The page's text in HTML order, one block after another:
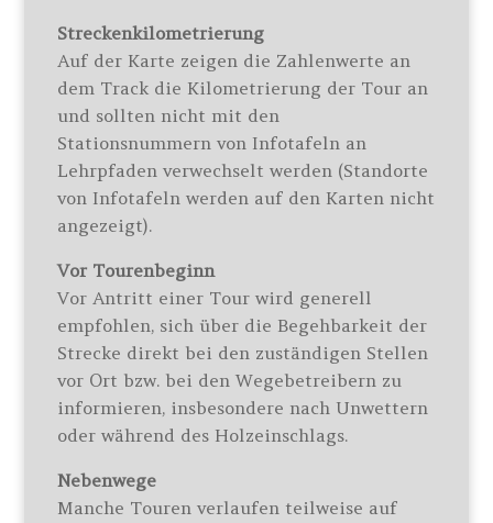
Streckenkilometrierung
Auf der Karte zeigen die Zahlenwerte an
dem Track die Kilometrierung der Tour an
und sollten nicht mit den
Stationsnummern von Infotafeln an
Lehrpfaden verwechselt werden (Standorte
von Infotafeln werden auf den Karten nicht
angezeigt).
Vor Tourenbeginn
Vor Antritt einer Tour wird generell
empfohlen, sich über die Begehbarkeit der
Strecke direkt bei den zuständigen Stellen
vor Ort bzw. bei den Wegebetreibern zu
informieren, insbesondere nach Unwettern
oder während des Holzeinschlags.
Nebenwege
Manche Touren verlaufen teilweise auf